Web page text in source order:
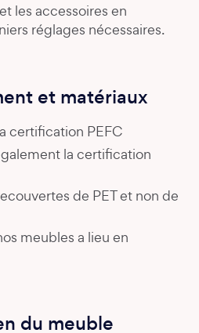
les accessoires en
réglages nécessaires.
et matériaux
certification PEFC
la certification
de PET et non de
meubles a lieu en
du meuble